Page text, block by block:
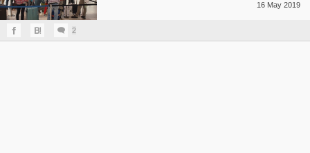
16 May 2019
2